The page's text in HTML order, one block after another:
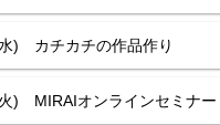
) カチカチの作品作り
) MIRAIオンラインセミナー